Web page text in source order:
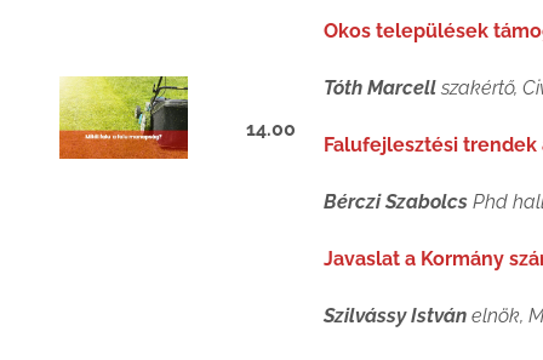
14.00
Okos települések
Tóth Marcellszakértő,
Falufejlesztési trendek
Bérczi SzabolcsPhd
Javaslat a Kormány
Szilvássy Istvánelnök,